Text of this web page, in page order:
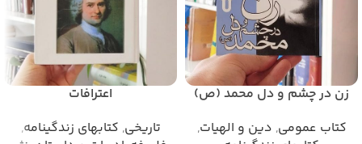
زن در چشم و دل محمد (ص)
کتاب عمومی, دین و الهیات,
اعترافات
تاریخی, کتابهای زندگینامه,